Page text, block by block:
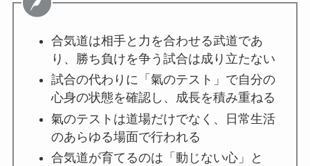
合気道は相手と力を合わせる武道であ
り、勝ち負けを争う試合は成り立たない
試合の代わりに「氣のテスト」で自分の
心身の状態を確認し、成長を積み重ねる
氣のテストは道場だけでなく、日常生活
のあらゆる場面で行われる
合気道が育てるのは「動じない心」と